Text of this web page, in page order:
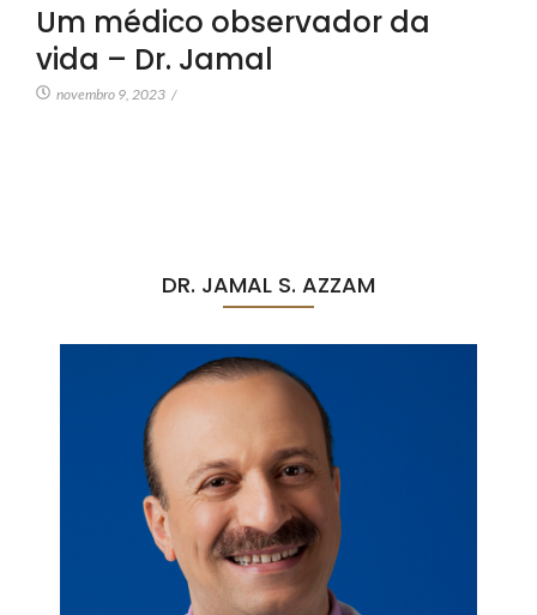
Um médico observador da
vida – Dr. Jamal
novembro 9, 2023 /
DR. JAMAL S. AZZAM